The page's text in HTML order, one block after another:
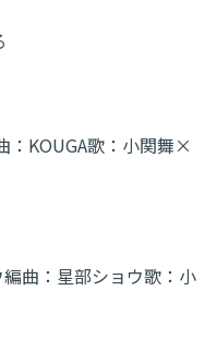
： KOUGA歌： 小関舞×
編曲： 星部ショウ歌： 小